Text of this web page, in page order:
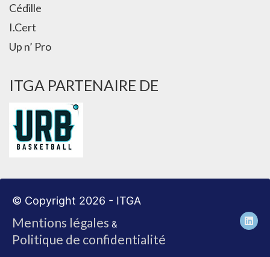
Cédille
I.Cert
Up n’ Pro
ITGA PARTENAIRE DE
© Copyright 2026 - ITGA
Mentions légales &
Politique de confidentialité